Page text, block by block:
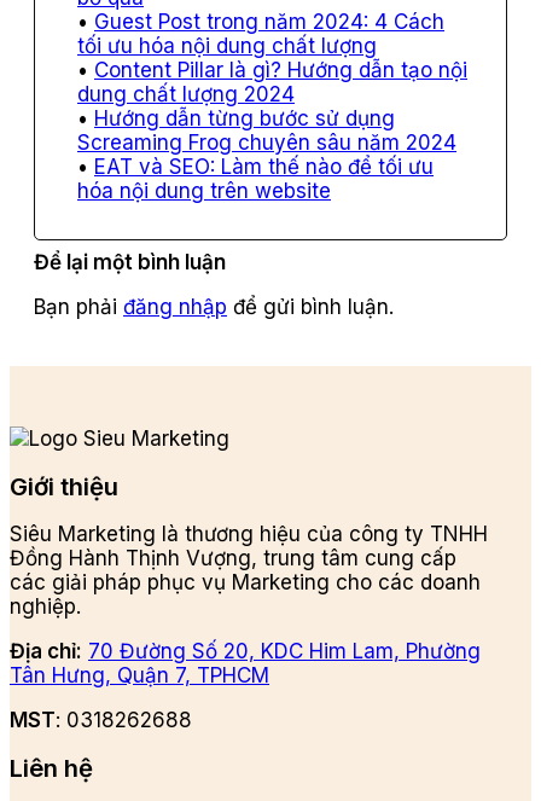
Guest Post trong năm 2024: 4 Cách
tối ưu hóa nội dung chất lượng
Content Pillar là gì? Hướng dẫn tạo nội
dung chất lượng 2024
Hướng dẫn từng bước sử dụng
Screaming Frog chuyên sâu năm 2024
EAT và SEO: Làm thế nào để tối ưu
hóa nội dung trên website
Để lại một bình luận
Bạn phải đăng nhập để gửi bình luận.
Giới thiệu
Siêu Marketing là thương hiệu của công ty TNHH
Đồng Hành Thịnh Vượng, trung tâm cung cấp
các giải pháp phục vụ Marketing cho các doanh
nghiệp.
Địa chỉ: 70 Đường Số 20, KDC Him Lam, Phường
Tân Hưng, Quận 7, TPHCM
MST: 0318262688
Liên hệ